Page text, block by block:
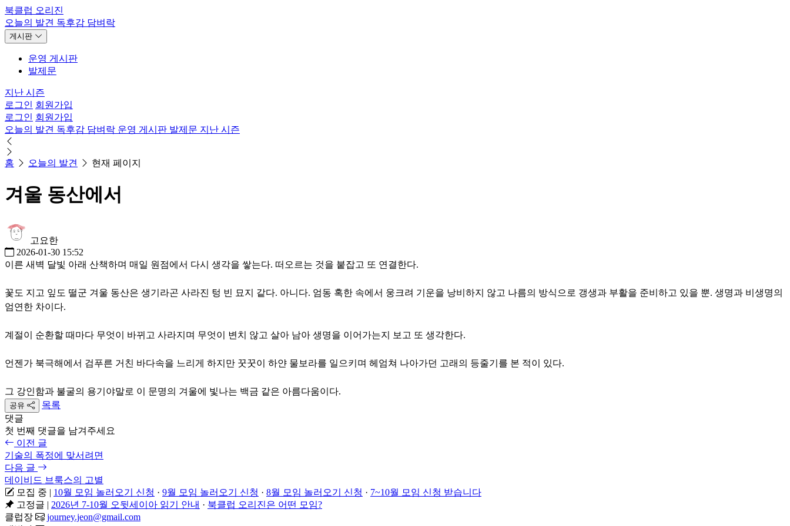
북클럽 오리진
오늘의 발견 독후감 담벼락
게시판
운영 게시판
발제문
지난 시즌
로그인 회원가입
로그인 회원가입
오늘의 발견 독후감 담벼락 운영 게시판 발제문 지난 시즌
홈 오늘의 발견 현재 페이지
겨울 동산에서
고요한
2026-01-30 15:52
이른 새벽 달빛 아래 산책하며 매일 원점에서 다시 생각을 쌓는다. 떠오르는 것을 붙잡고 또 연결한다.
꽃도 지고 잎도 떨군 겨울 동산은 생기라곤 사라진 텅 빈 묘지 같다. 아니다. 엄동 혹한 속에서 웅크려 기운을 낭비하지 않고 나름의 방식으로 갱생과 부활을 준비하고 있을 뿐. 생명과 비생명의
엄연한 차이다.
계절이 순환할 때마다 무엇이 바뀌고 사라지며 무엇이 변치 않고 살아 남아 생명을 이어가는지 보고 또 생각한다.
언젠가 북극해에서 검푸른 거친 바다속을 느리게 하지만 꿋꿋이 하얀 물보라를 일으키며 헤엄쳐 나아가던 고래의 등줄기를 본 적이 있다.
그 강인함과 불굴의 용기야말로 이 문명의 겨울에 빛나는 백금 같은 아름다움이다.
공유
목록
댓글
첫 번째 댓글을 남겨주세요
이전 글
기술의 폭정에 맞서려면
다음 글
데이비드 브룩스의 고별
모집 중 | 10월 모임 놀러오기 신청 · 9월 모임 놀러오기 신청 · 8월 모임 놀러오기 신청 · 7~10월 모임 신청 받습니다
고정글 | 2026년 7-10월 오뒷세이아 읽기 안내 · 북클럽 오리진은 어떤 모임?
클럽장
journey.jeon@gmail.com